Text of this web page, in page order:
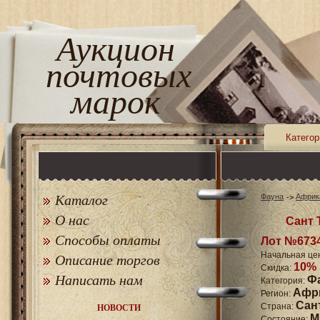
Аукцион
почтовых
марок
Каталог
О нас
Способы оплаты
Описание торгов
Написать нам
НОВОСТИ
Фауна
Сант
Лот
Начальная
Скидка: 10%
Категория:
Регион:
Страна: